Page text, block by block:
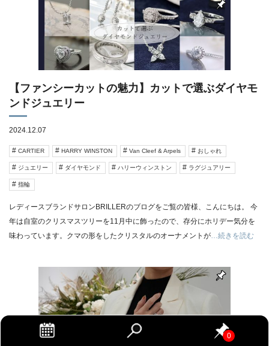
0
【ファンシーカットの魅力】カットで選ぶダイヤモ
ンドジュエリー
2024.12.07
CARTIER HARRY WINSTON Van Cleef & Arpels おしゃれ
ジュエリー ダイヤモンド ハリーウィンストン ラグジュアリー
指輪
レディースブランドサロンBRILLERのブログをご覧の皆様、こんにちは。 今
年は自室のクリスマスツリーを11月中に飾ったので、存分にホリデー気分を
味わっています。クマの形をしたクリスタルのオーナメントが…続きを読む